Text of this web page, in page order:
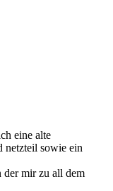
eine alte
netzteil sowie ein
der mir zu all dem